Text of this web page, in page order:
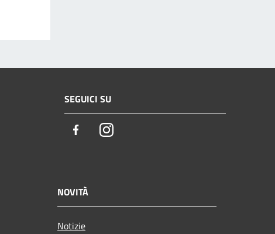
SEGUICI SU
FacebookInstagram
NOVITÀ
Notizie